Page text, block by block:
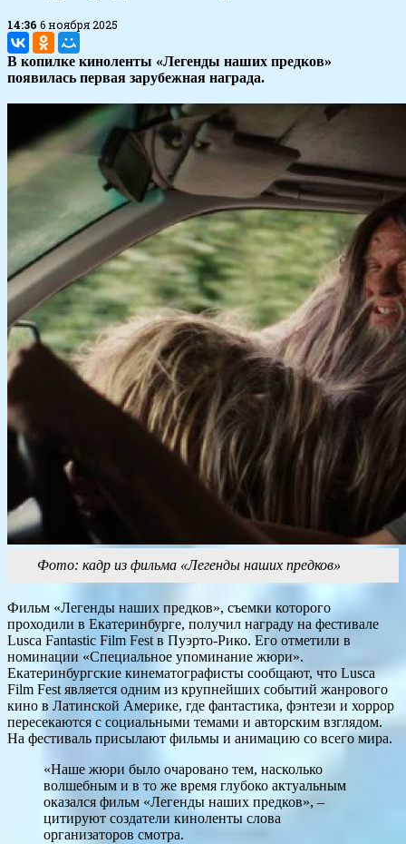
14:36 6 ноября 2025
В копилке киноленты «Легенды наших предков»
появилась первая зарубежная награда.
Фото: кадр из фильма «Легенды наших предков»
Фильм «Легенды наших предков», съемки которого
проходили в Екатеринбурге, получил награду на фестивале
Lusca Fantastic Film Fest в Пуэрто-Рико. Его отметили в
номинации «Специальное упоминание жюри».
Екатеринбургские кинематографисты сообщают, что Lusca
Film Fest является одним из крупнейших событий жанрового
кино в Латинской Америке, где фантастика, фэнтези и хоррор
пересекаются с социальными темами и авторским взглядом.
На фестиваль присылают фильмы и анимацию со всего мира.
«Наше жюри было очаровано тем, насколько
волшебным и в то же время глубоко актуальным
оказался фильм «Легенды наших предков», –
цитируют создатели киноленты слова
организаторов смотра.